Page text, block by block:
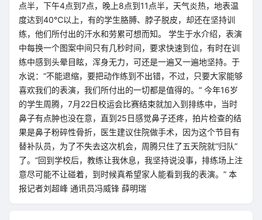
点半，下午4点到7点，晚上8点到11点半，天气炎热，地表温
度达到40℃以上，有的学生胳膊、脖子脱皮，却还在坚持训
练，他们所付出的汗水和劳累可想而知。 学生于水介绍，表演
中每换一个图案中间只有几秒时间，要求快速到位，有时在训
练中感到头晕目眩，浑身无力，可还是一遍又一遍地坚持。于
水说：“不能退缩，要把动作练到不出错，不过，只要大家能够
喜欢我们的表演，我们所付出的一切都是值得的。” 今年16岁
的学生周腾，7月22日校运会比赛结束就加入到排练中，当时
鼻子有点肿也没在意，直到25日感觉鼻子还疼，拍片检查的结
果是鼻子粉碎性骨折，医生建议住院做手术，因为这个节目有
替补队员，为了不失去这次机会，周腾只住了五天院就“归队”
了。“回到学校后，教练让我休息，我坚持说没事，排练场上注
意尽可能不让碰着，到时候真希望家人能看到我的表演。” 本
报记者刘超峰 通讯员冯威锋 薛明瑞